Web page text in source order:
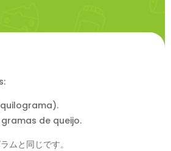
de queijo.
ムと同じです。